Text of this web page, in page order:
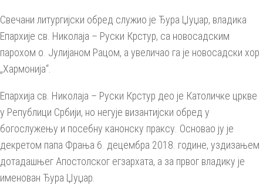
Свечани литургијски обред служио је Ђура Џуџар, владика
Епархије св. Николаја – Руски Крстур, са новосадским
парохом о. Јулијаном Рацом, а увеличао га је новосадски хор
„Хармонија“.
Епархија св. Николаја – Руски Крстур део је Католичке цркве
у Републици Србији, но негује византијски обред у
богослужењу и посебну канонску праксу. Основао ју је
декретом папа Фрања 6. децембра 2018. године, уздизањем
дотадашњег Апостолског егзархата, а за првог владику је
именован Ђура Џуџар.